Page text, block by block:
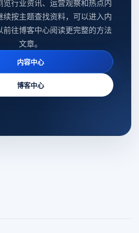
览行业资讯、运营观察和热点内
续按主题查找资料，可以进入内
前往博客中心阅读更完整的方法
文章。
内容中心
博客中心